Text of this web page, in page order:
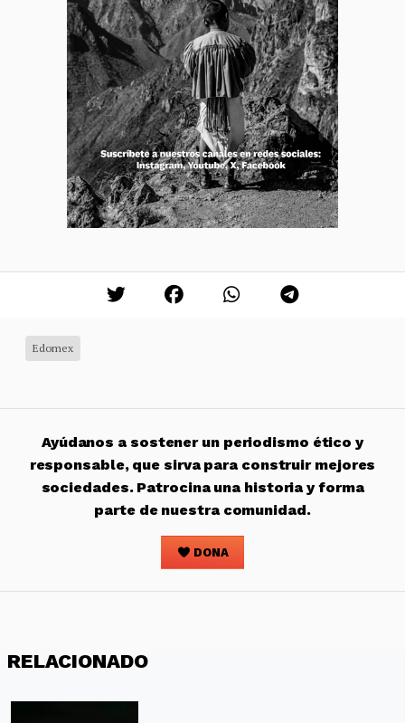
Edomex
Ayúdanos a sostener un periodismo ético y
responsable, que sirva para construir mejores
sociedades. Patrocina una historia y forma
parte de nuestra comunidad.
DONA
RELACIONADO